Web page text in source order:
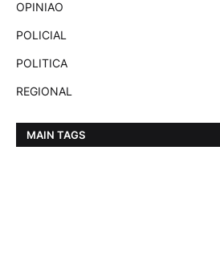
OPINIAO
POLICIAL
POLITICA
REGIONAL
MAIN TAGS